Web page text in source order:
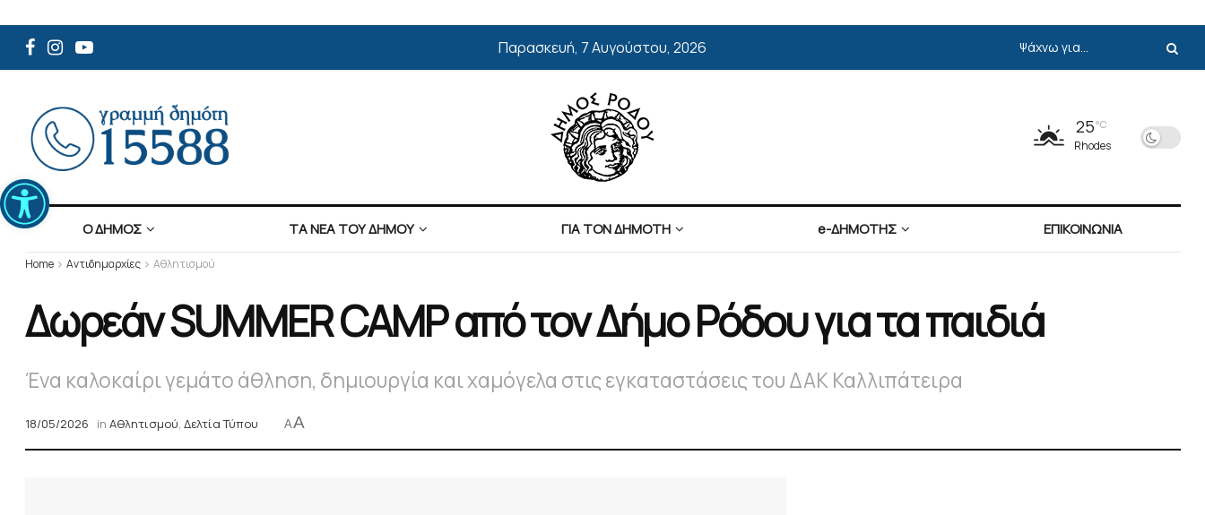
Ανοίξτε τη γραμμή εργαλείων
Παρασκευή, 7 Αυγούστου, 2026
25°C
Rhodes
Ο ΔΗΜΟΣ ΤΑ ΝΕΑ ΤΟΥ ΔΗΜΟΥ ΓΙΑ ΤΟΝ ΔΗΜΟΤΗ e-ΔΗΜΟΤΗΣ ΕΠΙΚΟΙΝΩΝΙΑ
Home Αντιδημαρχίες Αθλητισμού
Δωρεάν SUMMER CAMP από τον Δήμο Ρόδου για τα παιδιά
Ένα καλοκαίρι γεμάτο άθληση, δημιουργία και χαμόγελα στις εγκαταστάσεις του ΔΑΚ Καλλιπάτειρα
18/05/2026 in Αθλητισμού Δελτία Τύπου AA